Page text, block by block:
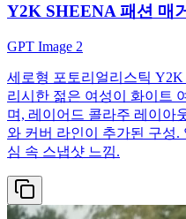
Y2K SHEENA 패션 매
GPT Image 2
세로형 포토리얼리스틱
리시한 젊은 여성이 화이트
며, 레이어드 콜라주 레이아
와 커버 라인이 추가된 구성.
심 속 스냅샷 느낌.